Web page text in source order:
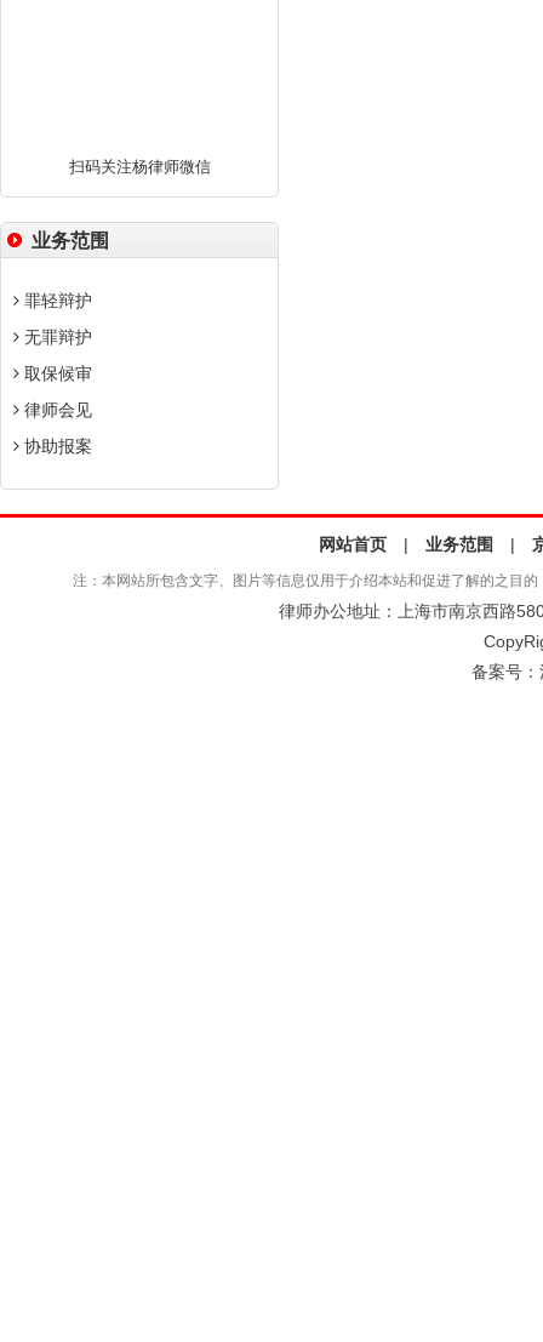
扫码关注杨律师微信
业务范围
罪轻辩护
无罪辩护
取保候审
律师会见
协助报案
网站首页 | 业务范围 |
注：本网站所包含文字、图片等信息仅用于介绍本站和促进了解的之目
律师办公地址：上海市南京西路
备案号：